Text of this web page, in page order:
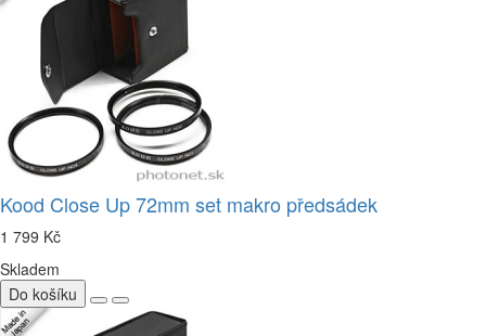
Kood Close Up 72mm set makro předsádek
1 799 Kč
Skladem
Do košíku